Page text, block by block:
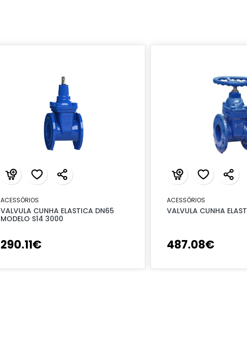
ACESSÓRIOS
VALVULA CUNHA ELASTICA DN65
MODELO S14 3000
290.11€
ACESSÓRIOS
VALVULA CUNHA
487.08€